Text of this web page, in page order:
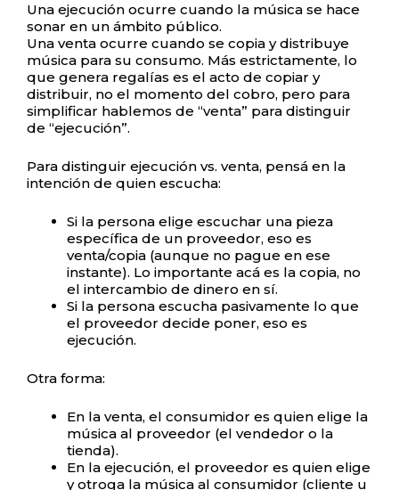
Una ejecución ocurre cuando la música se hace
sonar en un ámbito público.
Una venta ocurre cuando se copia y distribuye
música para su consumo. Más estrictamente, lo
que genera regalías es el acto de copiar y
distribuir, no el momento del cobro, pero para
simplificar hablemos de “venta” para distinguir
de “ejecución”.
Para distinguir ejecución vs. venta, pensá en la
intención de quien escucha:
Si la persona elige escuchar una pieza
específica de un proveedor, eso es
venta/copia (aunque no pague en ese
instante). Lo importante acá es la copia, no
el intercambio de dinero en sí.
Si la persona escucha pasivamente lo que
el proveedor decide poner, eso es
ejecución.
Otra forma:
En la venta, el consumidor es quien elige la
música al proveedor (el vendedor o la
tienda).
En la ejecución, el proveedor es quien elige
y otroga la música al consumidor (cliente u